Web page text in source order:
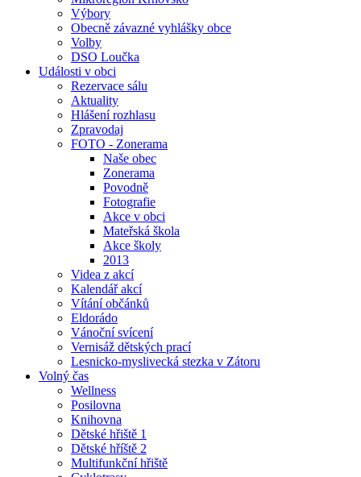
Výbory
Obecně závazné vyhlášky obce
Volby
DSO Loučka
Události v obci
Rezervace sálu
Aktuality
Hlášení rozhlasu
Zpravodaj
FOTO - Zonerama
Naše obec
Zonerama
Povodně
Fotografie
Akce v obci
Mateřská škola
Akce školy
2013
Videa z akcí
Kalendář akcí
Vítání občánků
Eldorádo
Vánoční svícení
Vernisáž dětských prací
Lesnicko-myslivecká stezka v Zátoru
Volný čas
Wellness
Posilovna
Knihovna
Dětské hřiště 1
Dětské hříště 2
Multifunkční hřiště